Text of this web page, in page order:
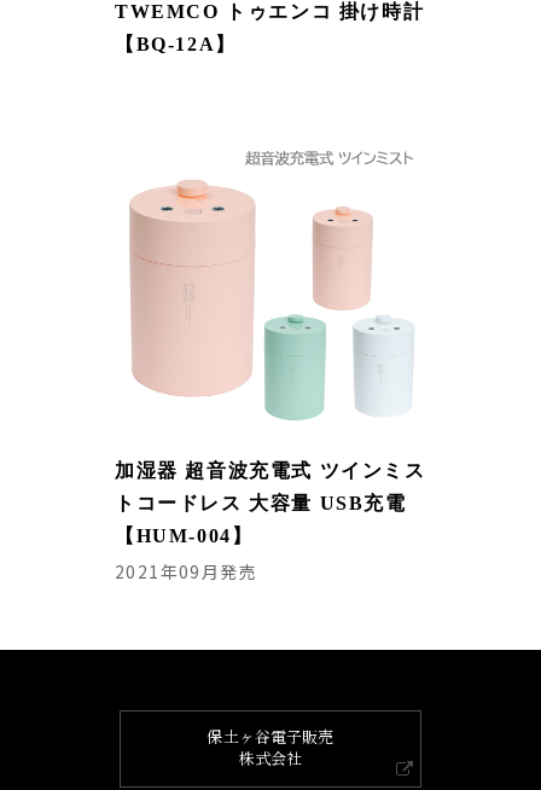
TWEMCO トゥエンコ 掛け時計
【BQ-12A】
加湿器 超音波充電式 ツインミス
トコードレス 大容量 USB充電
【HUM-004】
2021年09月発売
保土ヶ谷電子販売
株式会社